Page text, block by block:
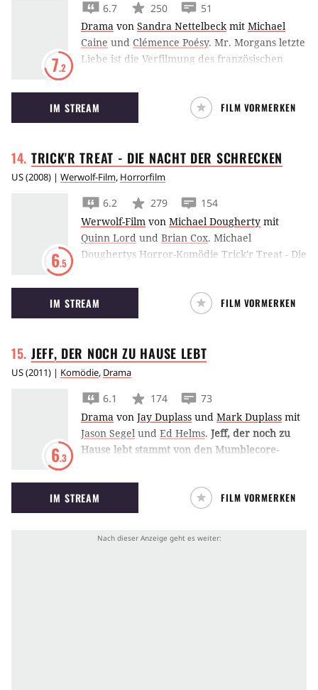
7.2
6.7 250
51
Drama von Sandra Nettelbeckmit Michael
Caine und Clémence Poésy. Mr. Morgans letzte
Liebe ist die Verfilmung des französischen
Schauspielerin Françoise Dorner mit Michael
Caine in der Rolle eines trauernden Witwers.
IM STREAM FILM VORMERKEN
TRICK'R TREAT - DIE NACHT DER SCHRECKEN
US(2008) | Werwolf-Film, Horrorfilm
6.5
6.2 279
154
Werwolf-Film von Michael Dougherty mit
Quinn Lord und Brian Cox. Michael
Doughertys Horror-Komödie Trick'r Treat - Die
verwobene Geschichten, die sich alle in einer
unheimlichen Halloween-Nacht ereignen.
IM STREAM FILM VORMERKEN
JEFF, DER NOCH ZU HAUSE LEBT
US(2011) | Komödie, Drama
6.3
6.1 174
73
Drama von Jay Duplass und Mark Duplass mit
Jason Segel und Ed Helms. Jeff, der noch zu
Hause lebt stammt von den Mumblecore-
vom Slacker Jason Segel, der seinem spießigen
Bruder Ed Helms bei seinen Eheproblemen
helfen will.Handlung von Jeff, der noch zu
Jeff, der noch zu Hause lebt (
IM STREAM FILM VORMERKEN